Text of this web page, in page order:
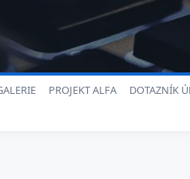
PROJEKT ALFA DOTAZNÍK